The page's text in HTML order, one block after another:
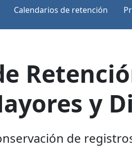
Calendarios de retención
y
de